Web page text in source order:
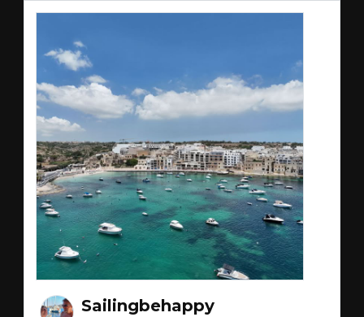
Sailingbehappy